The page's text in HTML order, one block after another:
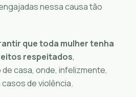
nessa causa tão
que toda mulher tenha
respeitados,
casa, onde, infelizmente,
de violência.